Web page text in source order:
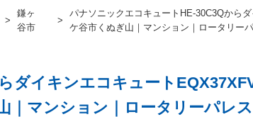
鎌ヶ
谷市
パナソニックエコキュートHE-30C3Qから
ケ谷市くぬぎ山｜マンション｜ロータリー
ダイキンエコキュート
｜マンション｜ロータリーパレ